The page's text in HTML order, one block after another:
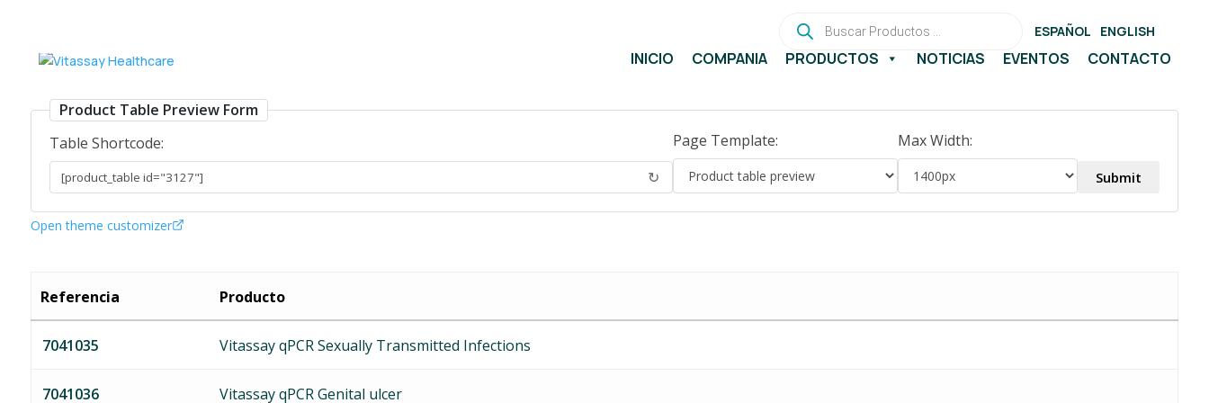
productos
ESPAÑOL ENGLISH
INICIO COMPAÑÍA PRODUCTOS NOTICIAS EVENTOS CONTACTO
PCR_Sexual
Product Table Preview Form
Table Shortcode:
↻
Page Template: Max Width:
Open theme customizer
Referencia Producto
7041035 Vitassay qPCR Sexually Transmitted Infections
7041036 Vitassay qPCR Genital ulcer